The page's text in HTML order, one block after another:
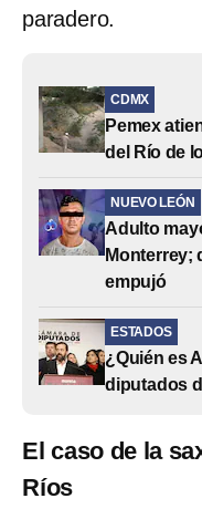
paradero.
CDMX
Pemex
del Río de
NUEVO LEÓN
Adulto
Monterrey;
empujó
ESTADOS
¿Quién es
diputados
El caso de la
Ríos